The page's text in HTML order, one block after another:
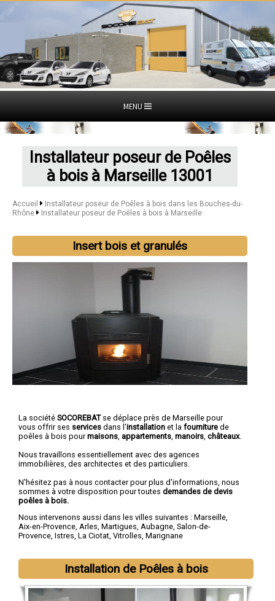
MENU
Installateur poseur de Poêles
à bois à Marseille 13001
Accueil
Installateur poseur de Poêles à bois dans les Bouches-du-
Rhône
Installateur poseur de Poêles à bois à Marseille
Insert bois et granulés
La société SOCOREBATse déplace près de Marseille pour
vous offrir ses services dans l'installation et la fourniture de
poêles à bois pourmaisons appartements manoirs châteaux.
Nous travaillons essentiellement avec des agences
immobilières, des architectes et des particuliers.
N'hésitez pas à nous contacter pour plus d'informations, nous
sommes à votre disposition pour toutes demandes de devis
poêles à bois.
Nous intervenons aussi dans les villes suivantes : Marseille,
Aix-en-Provence, Arles, Martigues, Aubagne, Salon-de-
Provence, Istres, La Ciotat, Vitrolles, Marignane
Installation de Poêles à bois